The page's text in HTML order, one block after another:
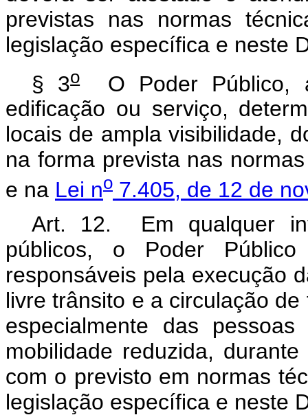
previstas nas normas
legislação específica e neste
§ 3oO Poder Público,
edificação ou serviço,
locais de ampla visibilidade,
na forma prevista nas
e na Lei no 7.405, de 12 de
Art. 12. Em qualquer
públicos, o Poder
responsáveis pela execução
livre trânsito e a circulação
especialmente das
mobilidade reduzida,
com o previsto em normas
legislação específica e neste